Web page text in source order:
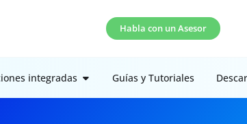
Habla con un Asesor
integradas Guías y Tutoriales